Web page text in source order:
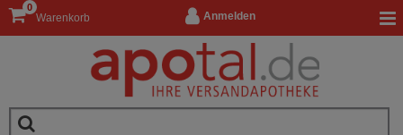
Anmelden
Warenkorb
0